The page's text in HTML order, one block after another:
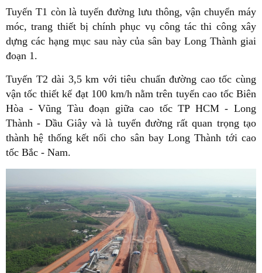
Tuyến T1 còn là tuyến đường lưu thông, vận chuyển máy
móc, trang thiết bị chính phục vụ công tác thi công xây
dựng các hạng mục sau này của sân bay Long Thành giai
đoạn 1.
Tuyến T2 dài 3,5 km với tiêu chuẩn đường cao tốc cùng
vận tốc thiết kế đạt 100 km/h nằm trên tuyến cao tốc Biên
Hòa - Vũng Tàu đoạn giữa cao tốc TP HCM - Long
Thành - Dầu Giây và là tuyến đường rất quan trọng tạo
thành hệ thống kết nối cho sân bay Long Thành tới cao
tốc Bắc - Nam.